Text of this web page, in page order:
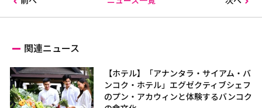
関連ニュース
【ホテル】「アナンタラ・サイアム・バ
ンコク・ホテル」エグゼクティブシェフ
のプン・アカウィンと体験するバンコク